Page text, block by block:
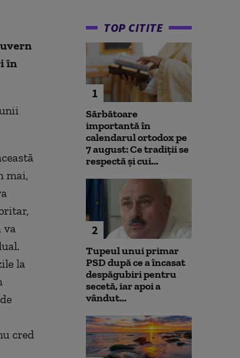
în
mai,
va
la
cred
TOP CITITE
1
Sărbătoare
importantă în
calendarul ortodox pe
7 august: Ce tradiții se
respectă și cui...
2
Tupeul unui primar
PSD după ce a încasat
despăgubiri pentru
secetă, iar apoi a
vândut...